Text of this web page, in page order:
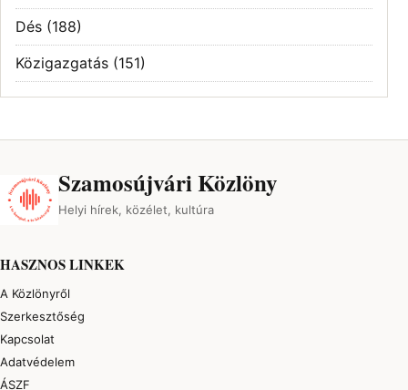
Dés (188)
Közigazgatás (151)
Szamosújvári Közlöny
Helyi hírek, közélet, kultúra
HASZNOS LINKEK
A Közlönyről
Szerkesztőség
Kapcsolat
Adatvédelem
ÁSZF